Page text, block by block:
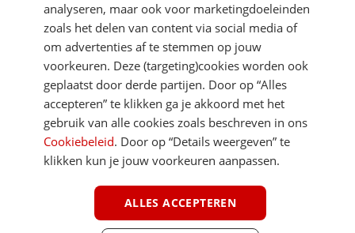
DIRECT NAAR
MEER ACSI FREELIFE
analyseren, maar ook voor marketingdoeleinden
zoals het delen van content via social media of
om advertenties af te stemmen op jouw
voorkeuren. Deze (targeting)cookies worden ook
geplaatst door derde partijen. Door op “Alles
accepteren” te klikken ga je akkoord met het
gebruik van alle cookies zoals beschreven in ons
Cookiebeleid. Door op “Details weergeven” te
klikken kun je jouw voorkeuren aanpassen.
ALLES ACCEPTEREN